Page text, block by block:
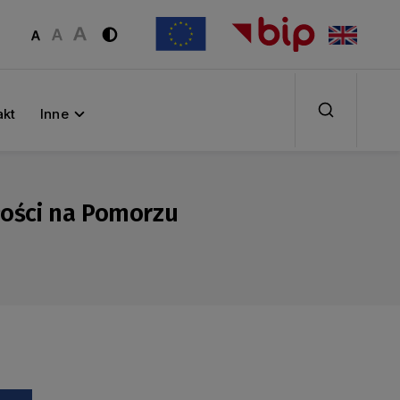
Inne
na Pomorzu